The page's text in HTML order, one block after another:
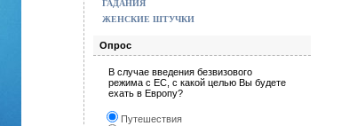
ГАДАНИЯ
ЖЕНСКИЕ ШТУЧКИ
Опрос
В случае введения безвизового
режима с ЕС, с какой целью Вы будете
ехать в Европу?
Путешествия